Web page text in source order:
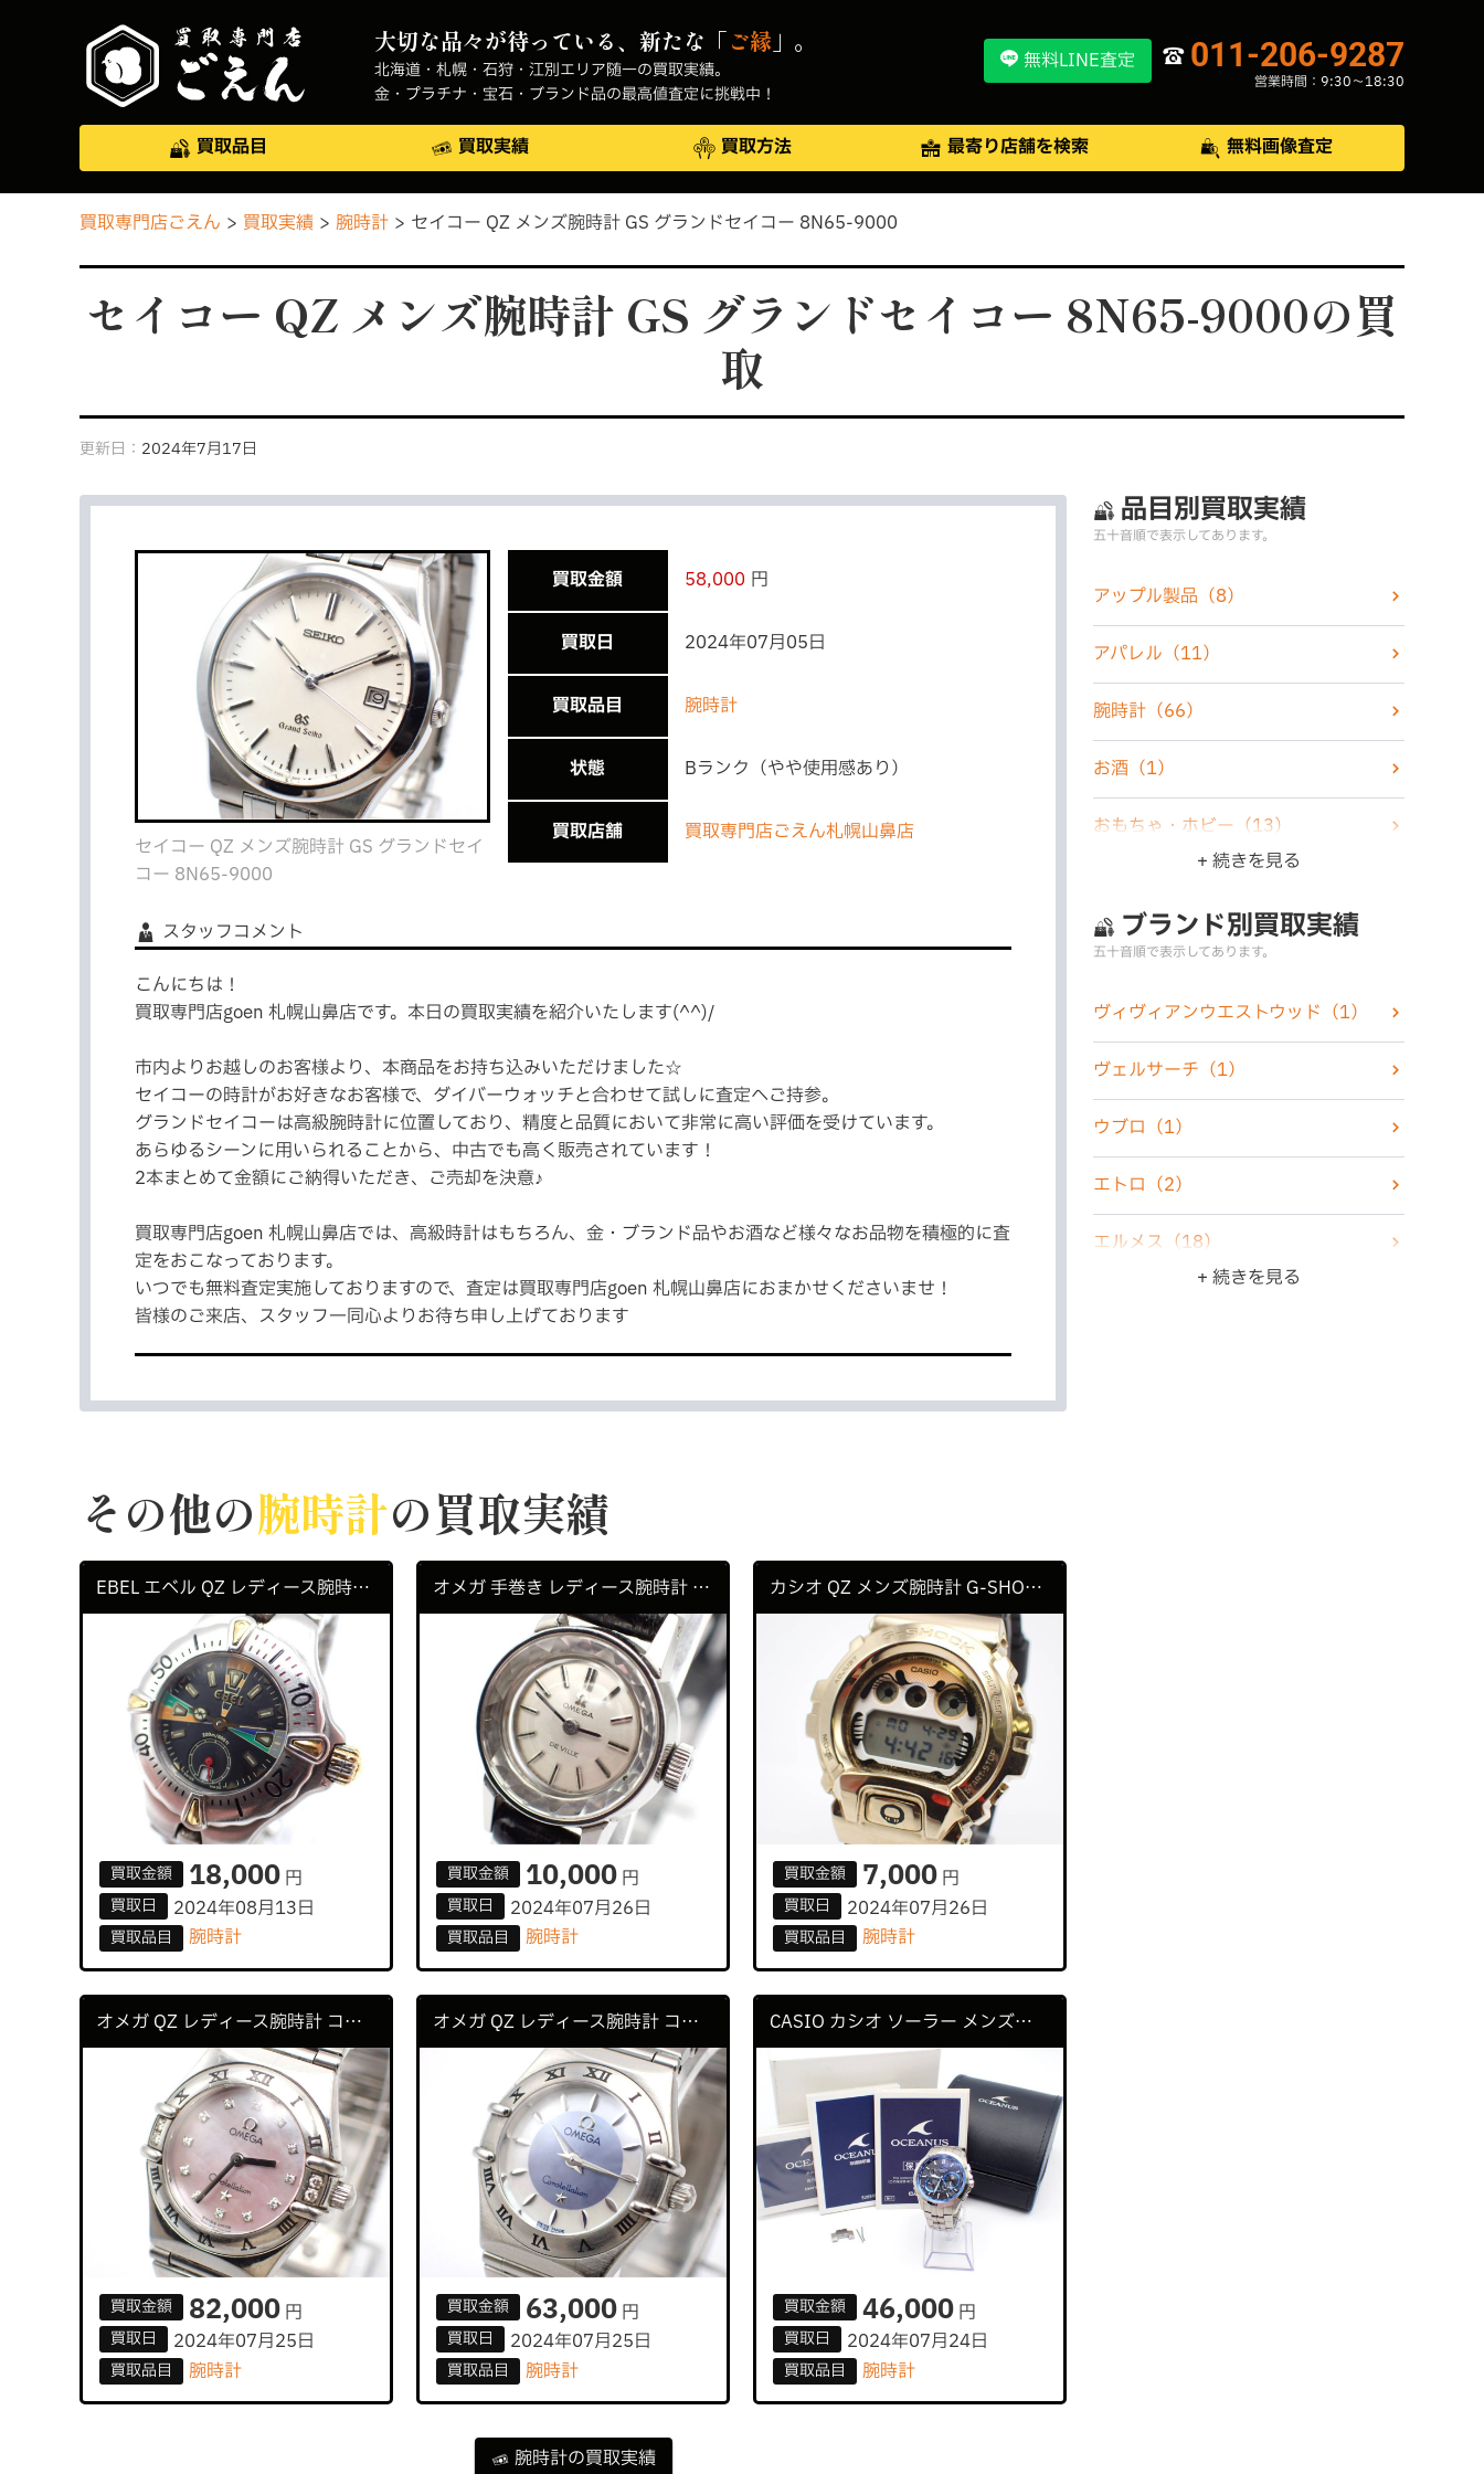
大切な品々が待っている、新たな「ご縁 」。
北海道・札幌・石狩・江別エリア随一の買取実績。
金・プラチナ・宝石・ブランド品の最高値査定に挑戦中！
無料LINE査定 011-206-9287
営業時間：9:30〜18:30
買取品目 買取実績 買取方法 最寄り店舗を検索 無料画像査定
買取専門店ごえん 買取実績 腕時計 セイコー QZ メンズ腕時計 GS グランドセイコー 8N65-9000
セイコー QZ メンズ腕時計 GS グランドセイコー 8N65-9000の買
取
更新日： 2024年7月17日
セイコー QZ メンズ腕時計 GS グランドセイ
コー 8N65-9000
買取金額 58,000 円
買取日 2024年07月05日
買取品目 腕時計
状態 Bランク（やや使用感あり）
買取店舗 買取専門店ごえん札幌山鼻店
スタッフコメント
こんにちは！
買取専門店goen 札幌山鼻店です。本日の買取実績を紹介いたします(^^)/
市内よりお越しのお客様より、本商品をお持ち込みいただけました☆
セイコーの時計がお好きなお客様で、ダイバーウォッチと合わせて試しに査定へご持参。
グランドセイコーは高級腕時計に位置しており、精度と品質において非常に高い評価を受けています。
あらゆるシーンに用いられることから、中古でも高く販売されています！
2本まとめて金額にご納得いただき、ご売却を決意♪
買取専門店goen 札幌山鼻店では、高級時計はもちろん、金・ブランド品やお酒など様々なお品物を積極的に査
定をおこなっております。
いつでも無料査定実施しておりますので、査定は買取専門店goen 札幌山鼻店におまかせくださいませ！
皆様のご来店、スタッフ一同心よりお待ち申し上げております
その他の腕時計の買取実績
EBEL エベル QZ レディース腕時計 SPORTWAVE スポーウェーブ E6012521
買取金額 18,000 円
買取日 2024年08月13日
買取品目 腕時計
オメガ 手巻き レディース腕時計 DE VILLE
買取金額 10,000 円
買取日 2024年07月26日
買取品目 腕時計
カシオ QZ メンズ腕時計 G-SHOCK GM-6900GDA
買取金額 7,000 円
買取日 2024年07月26日
買取品目 腕時計
オメガ QZ レディース腕時計 コンステレーション
買取金額 82,000 円
買取日 2024年07月25日
買取品目 腕時計
オメガ QZ レディース腕時計 コンステレーション 59087331
買取金額 63,000 円
買取日 2024年07月25日
買取品目 腕時計
CASIO カシオ ソーラー メンズ腕時計 OCEANUS オシアナス 0CW-S5000
買取金額 46,000 円
買取日 2024年07月24日
買取品目 腕時計
腕時計の買取実績
品目別買取実績
五十音順で表示してあります。
アップル製品 （8）
アパレル （11）
腕時計 （66）
お酒 （1）
おもちゃ・ホビー （13）
家電製品（6）
カメラ
化粧品 （2）
香水 （7）
古銭・古紙幣
骨董品 （5）
ZIPPO・ライター（10）
+ 続きを見る
ブランド別買取実績
五十音順で表示してあります。
ヴィヴィアンウエストウッド （1）
ヴェルサーチ （1）
ウブロ （1）
エトロ （2）
エルメス （18）
+ 続きを見る